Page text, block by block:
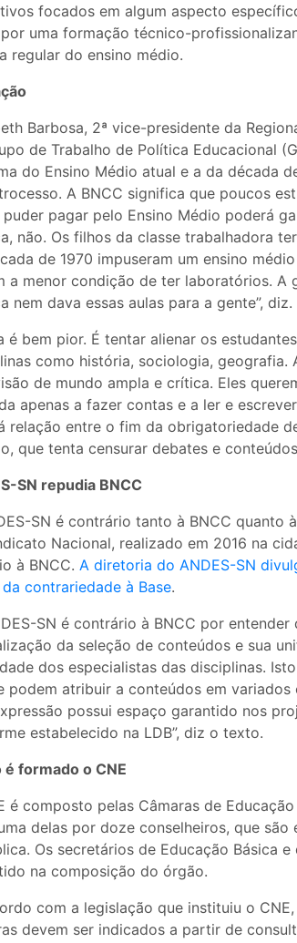
focados em algum aspecto
uma formação técnico-
regular do ensino médio.
Barbosa, 2ª vice-presidente da
de Trabalho de Política Educacional
do Ensino Médio atual e a da década
A BNCC significa que poucos
puder pagar pelo Ensino Médio poderá
não. Os filhos da classe trabalhadora
de 1970 impuseram um ensino
a menor condição de ter laboratórios. A
nem dava essas aulas para a gente”, diz.
é bem pior. É tentar alienar os
como história, sociologia,
de mundo ampla e crítica. Eles
apenas a fazer contas e a ler e
relação entre o fim da obrigatoriedade
que tenta censurar debates e
SN repudia BNCC
SN é contrário tanto à BNCC quanto
Nacional, realizado em 2016 na
à BNCC. A diretoria do ANDES-SN
contrariedade à Base.
SN é contrário à BNCC por
da seleção de conteúdos e sua
dos especialistas das disciplinas.
podem atribuir a conteúdos em
possui espaço garantido nos
estabelecido na LDB”, diz o texto.
é formado o CNE
é composto pelas Câmaras de
delas por doze conselheiros, que
Os secretários de Educação Básica
na composição do órgão.
com a legislação que instituiu o
devem ser indicados a partir de